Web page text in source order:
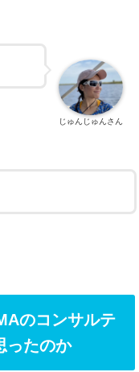
じゅんじゅんさん
のコンサルテ
ったのか